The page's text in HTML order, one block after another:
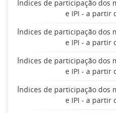
Índices de participação dos
e IPI - a partir
Índices de participação dos
e IPI - a partir
Índices de participação dos
e IPI - a partir
Índices de participação dos
e IPI - a partir